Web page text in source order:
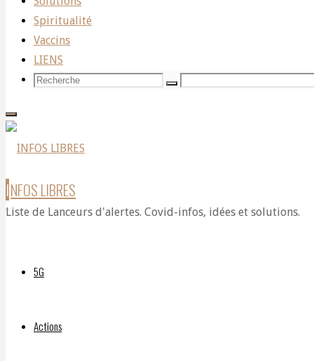
Spiritualité
Vaccins
LIENS
Recherche
Recherche
Recherche
INFOSLIBRES
Liste de Lanceurs d'alertes. Covid-infos, idées et solutions.
5G
Actions
Movie